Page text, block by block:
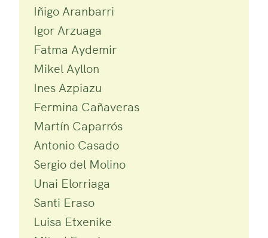
Iñigo Aranbarri
Igor Arzuaga
Fatma Aydemir
Mikel Ayllon
Ines Azpiazu
Fermina Cañaveras
Martín Caparrós
Antonio Casado
Sergio del Molino
Unai Elorriaga
Santi Eraso
Luisa Etxenike